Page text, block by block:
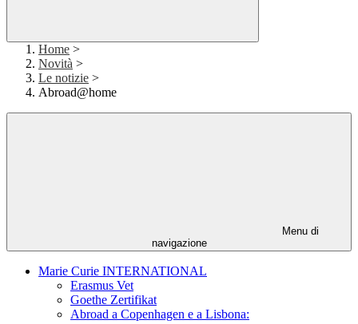
Home >
Novità >
Le notizie >
Abroad@home
Menu di
navigazione
Marie Curie INTERNATIONAL
Erasmus Vet
Goethe Zertifikat
Abroad a Copenhagen e a Lisbona: